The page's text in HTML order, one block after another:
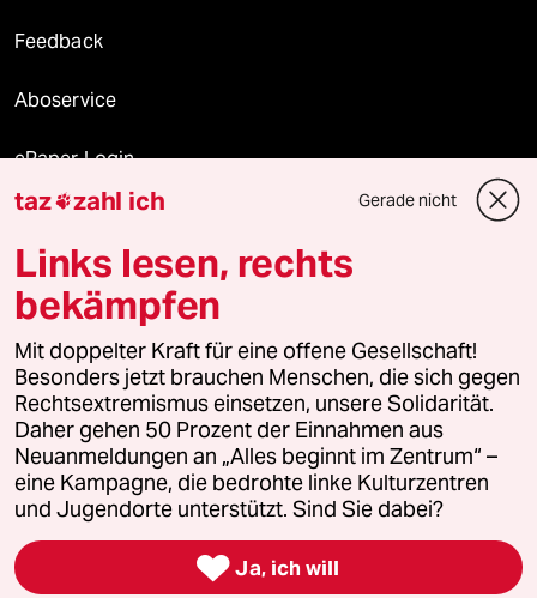
Feedback
Aboservice
ePaper Login
Downloads für Abonnierende
© 2026 taz Verlags und Vertriebs GmbH
Alle Rechte vorbehalten. Bei rechtlichen Fragen oder für Genehmigungen
wenden Sie sich bitte an
lizenzen@taz.de
Feedback Redaktionsstatut Kommune-Richtlinien
Leitlinie Informant Datenschutz Impressum AGB
Seitenwende Einwilligungen widerrufen (Ads)
taz zahl ich Gerade nicht
Links lesen, rechts
bekämpfen
Mit doppelter Kraft für eine offene Gesellschaft!
Besonders jetzt brauchen Menschen, die sich gegen
Rechtsextremismus einsetzen, unsere Solidarität.
Daher gehen 50 Prozent der Einnahmen aus
Neuanmeldungen an „Alles beginnt im Zentrum“ –
eine Kampagne, die bedrohte linke Kulturzentren
und Jugendorte unterstützt. Sind Sie dabei?
 Ja, ich will